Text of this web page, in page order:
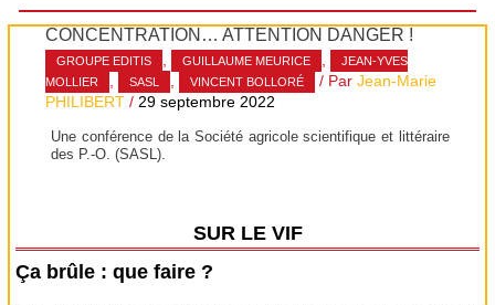
CONCENTRATION… ATTENTION DANGER !
GROUPE EDITIS , GUILLAUME MEURICE ,
JEAN-YVES
MOLLIER
, SASL , VINCENT BOLLORÉ / ParJean-Marie
PHILIBERT /29 septembre 2022
Une conférence de la Société agricole scientifique et littéraire
des P.-O. (SASL).
SUR LE VIF
Ça brûle : que faire ?